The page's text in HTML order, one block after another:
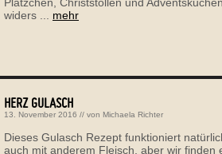
widers ... mehr
HERZ GULASCH
13. November 2016 // von Michaela Richter
Dieses Gulasch Rezept funktioniert
auch mit anderem Fleisch, aber wir finden